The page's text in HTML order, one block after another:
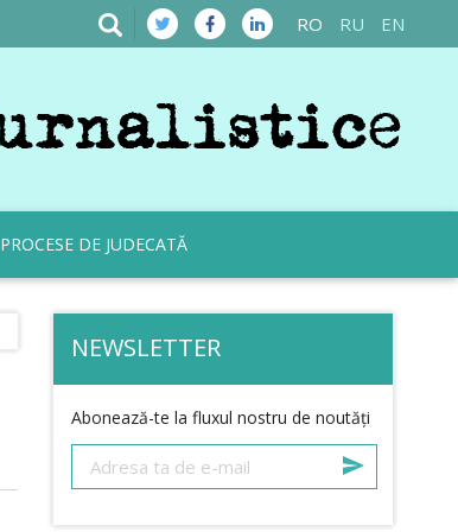
RO RU EN
PROCESE DE JUDECATĂ
NEWSLETTER
Abonează-te la fluxul nostru de noutăți